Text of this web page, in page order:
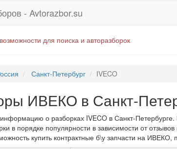
- Avtorazbor.su
для поиска и авторазборок
Санкт-Петербург IVECO
ИВЕКО в Санкт-
о разборках IVECO в Санкт-
в порядке популярности в зависимости от
купить контрактные б\у запчасти на